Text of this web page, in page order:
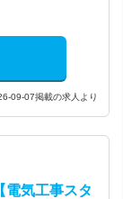
09-07掲載の求人より
電気工事スタ